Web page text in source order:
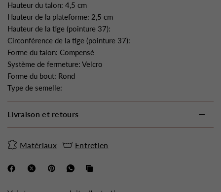
Hauteur du talon: 4,5 cm
Hauteur de la plateforme: 2,5 cm
Hauteur de la tige (pointure 37):
Circonférence de la tige (pointure 37):
Forme du talon: Compensé
Système de fermeture: Velcro
Forme du bout: Rond
Type de semelle:
Livraison et retours
Matériaux Entretien